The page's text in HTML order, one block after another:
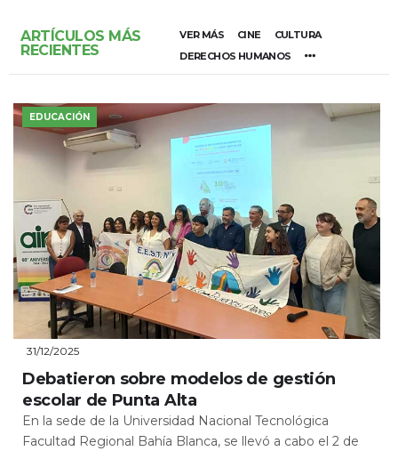
ARTÍCULOS MÁS
RECIENTES
VER MÁS CINE
CULTURA
DERECHOS HUMANOS
EDUCACIÓN
31/12/2025
Debatieron sobre modelos de gestión
escolar de Punta Alta
En la sede de la Universidad Nacional Tecnológica
Facultad Regional Bahía Blanca, se llevó a cabo el 2 de